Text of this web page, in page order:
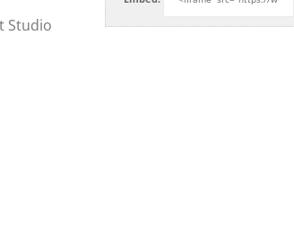
Studio